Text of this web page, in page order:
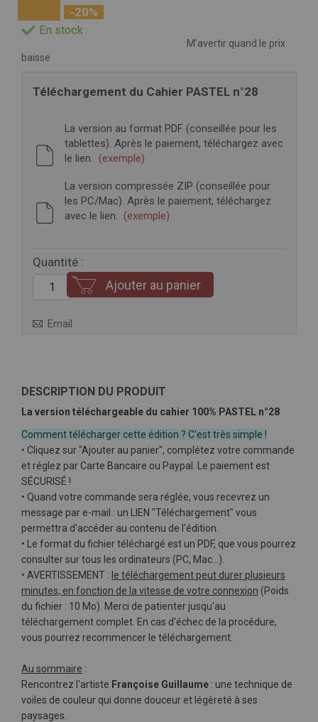
-20%
En stock
M’avertir quand le prix
baisse
Téléchargement du Cahier PASTEL n°28
La version au format PDF (conseillée pour les
tablettes). Après le paiement, téléchargez avec
le lien. (exemple)
La version compressée ZIP (conseillée pour
les PC/Mac). Après le paiement, téléchargez
avec le lien. (exemple)
Quantité :
Ajouter au panier
Email
DESCRIPTION DU PRODUIT
La version téléchargeable du cahier 100% PASTEL n°28
Comment télécharger cette édition ? C'est très simple !
• Cliquez sur "Ajouter au panier", complétez votre commande
et réglez par Carte Bancaire ou Paypal. Le paiement est
SÉCURISÉ !
• Quand votre commande sera réglée, vous recevrez un
message par e-mail : un LIEN "Téléchargement" vous
permettra d'accéder au contenu de l'édition.
• Le format du fichier téléchargé est un PDF, que vous pourrez
consulter sur tous les ordinateurs (PC, Mac…).
• AVERTISSEMENT : le téléchargement peut durer plusieurs
minutes, en fonction de la vitesse de votre connexion (Poids
du fichier : 10 Mo). Merci de patienter jusqu'au
téléchargement complet. En cas d'échec de la procédure,
vous pourrez recommencer le téléchargement.
Au sommaire :
Rencontrez l'artiste Françoise Guillaume : une technique de
voiles de couleur qui donne douceur et légèreté à ses
paysages.